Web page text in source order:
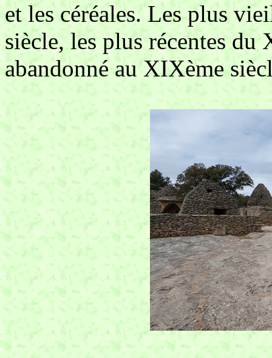
et les céréales. Les plus
siècle, les plus récentes
abandonné au XIXème